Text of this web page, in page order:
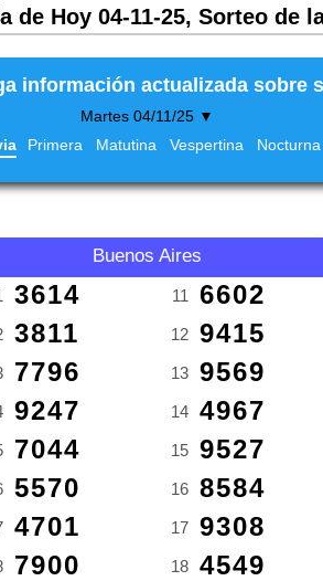
Hoy 04-11-25, Sorteo de
información actualizada
Martes 04/11/25 ▼
Primera Matutina Vespertina Nocturna
Buenos Aires
3614
3811
7796
9247
7044
5570
4701
7900
11 6602
12 9415
13 9569
14 4967
15 9527
16 8584
17 9308
18 4549